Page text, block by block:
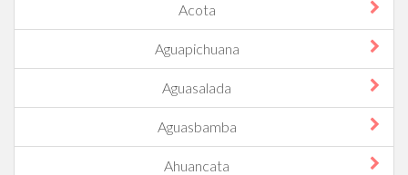
Acota
Aguapichuana
Aguasalada
Aguasbamba
Ahuancata